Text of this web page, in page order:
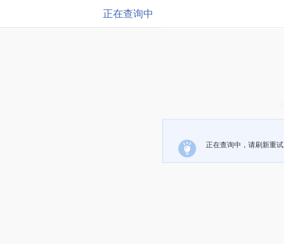
正在查询中
正在查询中，请刷新重试